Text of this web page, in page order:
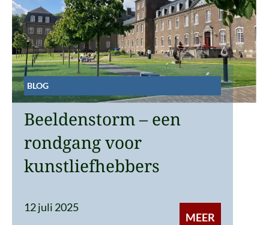
BLOG
Beeldenstorm – een
rondgang voor
kunstliefhebbers
12 juli 2025
MEER